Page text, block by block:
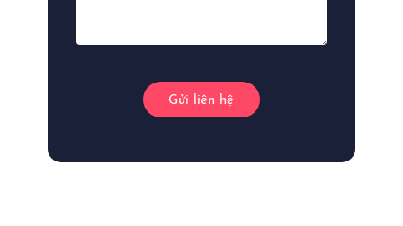
Gửi liên hệ